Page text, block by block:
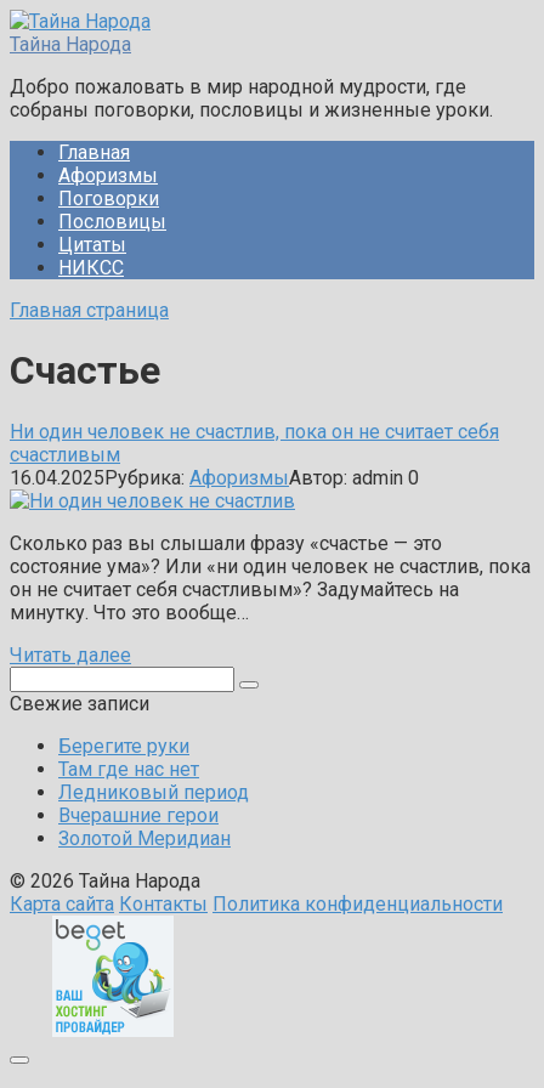
Перейти
к
Тайна Народа
Добро пожаловать в мир народной мудрости, где
собраны поговорки, пословицы и жизненные уроки.
Главная
Афоризмы
Поговорки
Пословицы
Цитаты
НИКСС
Главная страница
Счастье
Ни один человек не счастлив, пока он не считает себя
счастливым
16.04.2025Рубрика: АфоризмыАвтор: admin 0
Сколько раз вы слышали фразу «счастье — это
состояние ума»? Или «ни один человек не счастлив, пока
он не считает себя счастливым»? Задумайтесь на
минутку. Что это вообще…
Читать далее
Свежие записи
Берегите руки
Там где нас нет
Ледниковый период
Вчерашние герои
Золотой Меридиан
© 2026 Тайна Народа
Карта сайта Контакты Политика конфиденциальности